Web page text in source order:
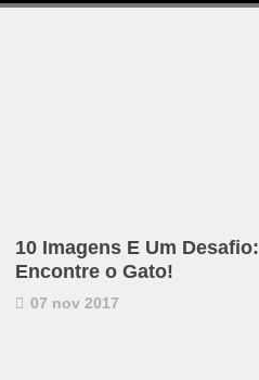
10 Imagens E Um Desafio:
Encontre o Gato!
07 nov 2017